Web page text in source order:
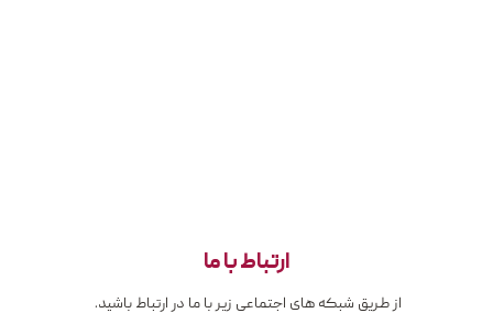
ارتباط با ما
از طریق شبکه های اجتماعی زیر با ما در ارتباط باشید.